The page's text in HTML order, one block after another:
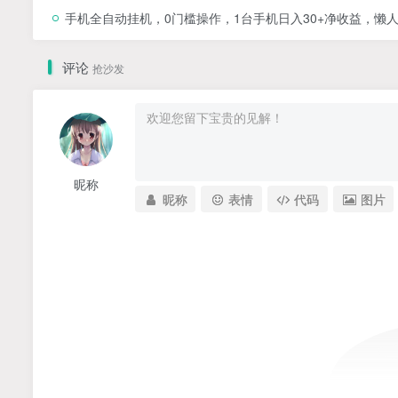
手机全自动挂机，0门槛操作，1台手机日入30+净收益，懒
评论 抢沙发
昵称
昵称
表情 代码 图片